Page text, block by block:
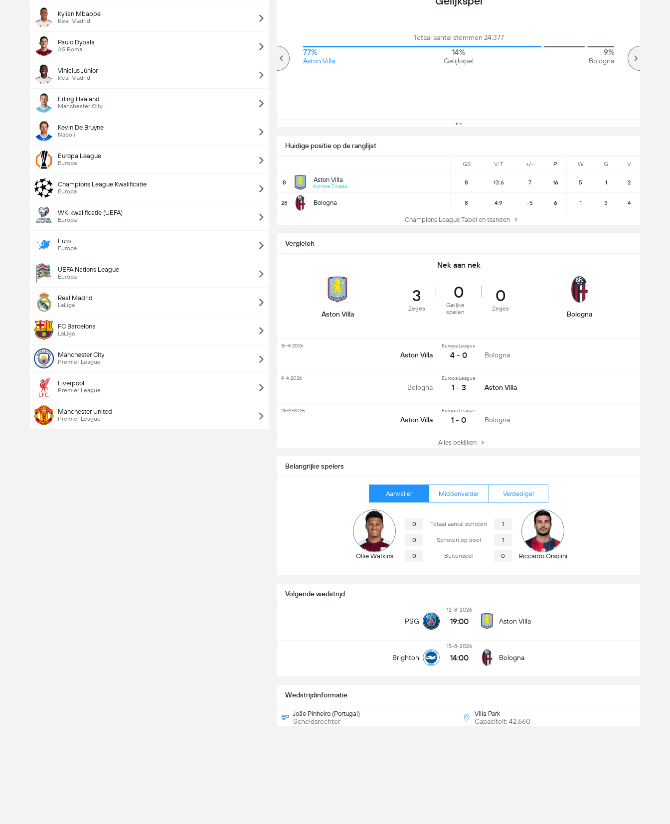
Kylian Mbappe
Real Madrid
Paulo Dybala
AS Roma
Vinicius Júnior
Real Madrid
Erling Haaland
Manchester City
Kevin De Bruyne
Napoli
Europa League
Europa
Champions League Kwalificatie
Europa
WK-kwalificatie (UEFA)
Europa
Euro
Europa
UEFA Nations League
Europa
Real Madrid
LaLiga
FC Barcelona
LaLiga
Manchester City
Premier League
Liverpool
Premier League
Manchester United
Premier League
Volgende wedstrijd
PSG
12-8-2026
19:00 Aston Villa
Brighton
15-8-2026
14:00 Bologna
Belangrijke spelers
Aanvaller Middenvelder Verdediger
Ollie Watkins
0 Totaal aantal schoten 1
0 Schoten op doel 1
0 Buitenspel 0 Riccardo Orsolini
Wedstrijdinformatie
João Pinheiro (Portugal)
Scheidsrechter
Villa Park
Capaciteit: 42,660
Huidige positie op de ranglijst
GS V:T +/- P W G V
8 Aston Villa
Achtste Finales
8 13:6 7 16 5 1 2
28 Bologna 8 4:9 -5 6 1 3 4
Champions League Tabel en standen
Totaal aantal stemmen 24,377
77%
Aston Villa
14%
Gelijkspel
9%
Bologna
Vergleich
Nek aan nek
Aston Villa
3
Zeges
0
Gelijke
spelen
0
Zeges
Bologna
Aston Villa
Europa League
4 - 0 Bologna
16-4-2026
Bologna
Europa League
1 - 3 Aston Villa
9-4-2026
Aston Villa
Europa League
1 - 0 Bologna
25-9-2025
Alles bekijken